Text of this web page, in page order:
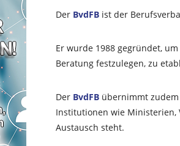
Der BvdFB ist der
Er wurde 1988 gegründet,
Beratung festzulegen, zu
Der BvdFB übernimmt
Institutionen wie Ministerien,
Austausch steht.